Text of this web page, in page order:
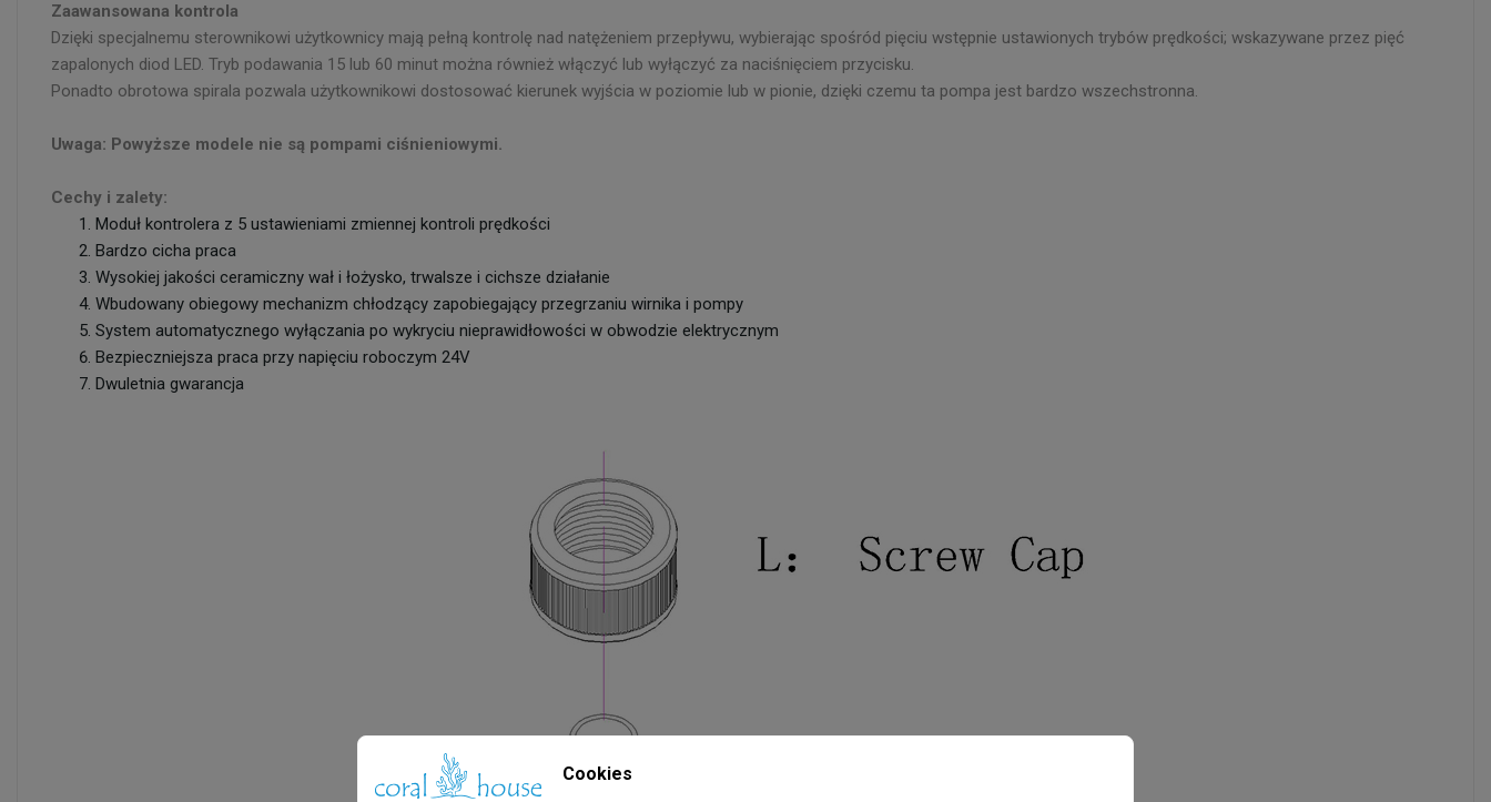
Zaawansowana kontrola
Dzięki specjalnemu sterownikowi użytkownicy mają pełną kontrolę nad natężeniem przepływu, wybierając spośród pięciu wstępnie ustawionych trybów prędkości; wskazywane przez pięć
zapalonych diod LED. Tryb podawania 15 lub 60 minut można również włączyć lub wyłączyć za naciśnięciem przycisku.
Ponadto obrotowa spirala pozwala użytkownikowi dostosować kierunek wyjścia w poziomie lub w pionie, dzięki czemu ta pompa jest bardzo wszechstronna.
Uwaga: Powyższe modele nie są pompami ciśnieniowymi.
Cechy i zalety:
Moduł kontrolera z 5 ustawieniami zmiennej kontroli prędkości
Bardzo cicha praca
Wysokiej jakości ceramiczny wał i łożysko, trwalsze i cichsze działanie
Wbudowany obiegowy mechanizm chłodzący zapobiegający przegrzaniu wirnika i pompy
System automatycznego wyłączania po wykryciu nieprawidłowości w obwodzie elektrycznym
Bezpieczniejsza praca przy napięciu roboczym 24V
Dwuletnia gwarancja
Cookies